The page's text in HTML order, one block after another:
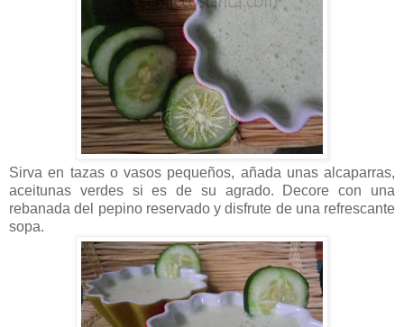
Sirva en tazas o vasos pequeños, añada unas alcaparras,
aceitunas verdes si es de su agrado. Decore con una
rebanada del pepino reservado y disfrute de una refrescante
sopa.